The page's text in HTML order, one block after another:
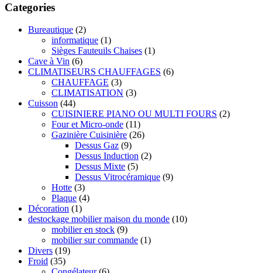
Categories
Bureautique (2)
informatique (1)
Sièges Fauteuils Chaises (1)
Cave à Vin (6)
CLIMATISEURS CHAUFFAGES (6)
CHAUFFAGE (3)
CLIMATISATION (3)
Cuisson (44)
CUISINIERE PIANO OU MULTI FOURS (2)
Four et Micro-onde (11)
Gazinière Cuisinière (26)
Dessus Gaz (9)
Dessus Induction (2)
Dessus Mixte (5)
Dessus Vitrocéramique (9)
Hotte (3)
Plaque (4)
Décoration (1)
destockage mobilier maison du monde (10)
mobilier en stock (9)
mobilier sur commande (1)
Divers (19)
Froid (35)